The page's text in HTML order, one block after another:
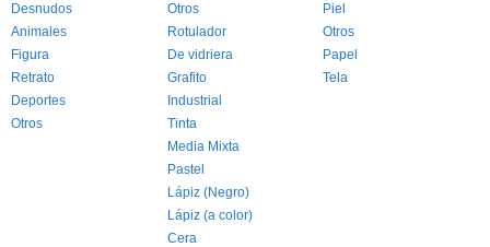
Desnudos
Animales
Figura
Retrato
Deportes
Otros
Otros
Rotulador
De vidriera
Grafito
Industrial
Tinta
Media Mixta
Pastel
Lápiz (Negro)
Lápiz (a color)
Cera
Piel
Otros
Papel
Tela